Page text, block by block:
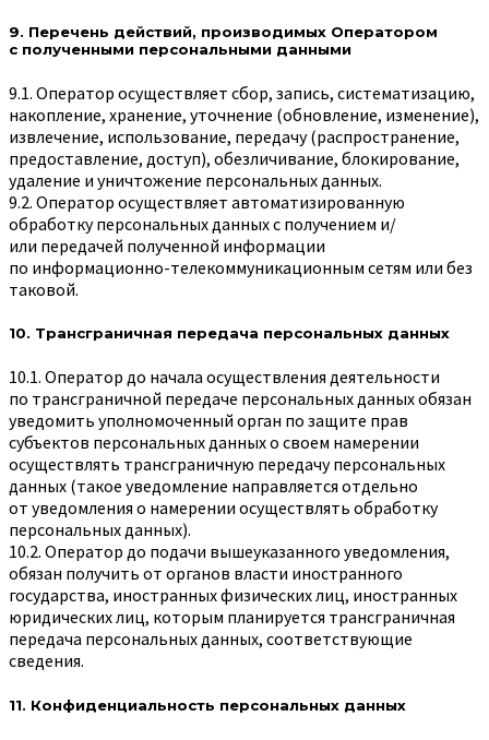
9. Перечень действий, производимых Оператором
с полученными персональными данными
9.1. Оператор осуществляет сбор, запись, систематизацию,
накопление, хранение, уточнение (обновление, изменение),
извлечение, использование, передачу (распространение,
предоставление, доступ), обезличивание, блокирование,
удаление и уничтожение персональных данных.
9.2. Оператор осуществляет автоматизированную
обработку персональных данных с получением и/
или передачей полученной информации
по информационно-телекоммуникационным сетям или без
таковой.
10. Трансграничная передача персональных данных
10.1. Оператор до начала осуществления деятельности
по трансграничной передаче персональных данных обязан
уведомить уполномоченный орган по защите прав
субъектов персональных данных о своем намерении
осуществлять трансграничную передачу персональных
данных (такое уведомление направляется отдельно
от уведомления о намерении осуществлять обработку
персональных данных).
10.2. Оператор до подачи вышеуказанного уведомления,
обязан получить от органов власти иностранного
государства, иностранных физических лиц, иностранных
юридических лиц, которым планируется трансграничная
передача персональных данных, соответствующие
сведения.
11. Конфиденциальность персональных данных